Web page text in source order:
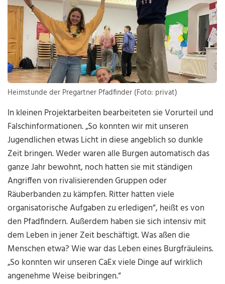
Heimstunde der Pregartner Pfadfinder (Foto: privat)
In kleinen Projektarbeiten bearbeiteten sie Vorurteil und
Falschinformationen. „So konnten wir mit unseren
Jugendlichen etwas Licht in diese angeblich so dunkle
Zeit bringen. Weder waren alle Burgen automatisch das
ganze Jahr bewohnt, noch hatten sie mit ständigen
Angriffen von rivalisierenden Gruppen oder
Räuberbanden zu kämpfen. Ritter hatten viele
organisatorische Aufgaben zu erledigen“, heißt es von
den Pfadfindern. Außerdem haben sie sich intensiv mit
dem Leben in jener Zeit beschäftigt. Was aßen die
Menschen etwa? Wie war das Leben eines Burgfräuleins.
„So konnten wir unseren CaEx viele Dinge auf wirklich
angenehme Weise beibringen.“